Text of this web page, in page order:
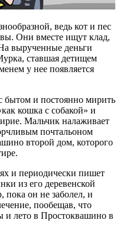
ведь кот и пес
Они вместе ищут клад,
вырученные деньги
ставшая детищем
у нее появляется
бытом и постоянно мирить
кошка с собакой» и
Мальчик налаживает
почтальоном
второй дом, которого
и периодически пишет
из его деревенской
пока он не заболел, и
пообещав, что
и лето в Простоквашино в